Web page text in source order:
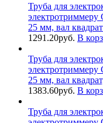
Труба для
25 мм, вал квадрат
1291.20руб. В
Труба для
25 мм, вал
1383.60руб. В
Труба для